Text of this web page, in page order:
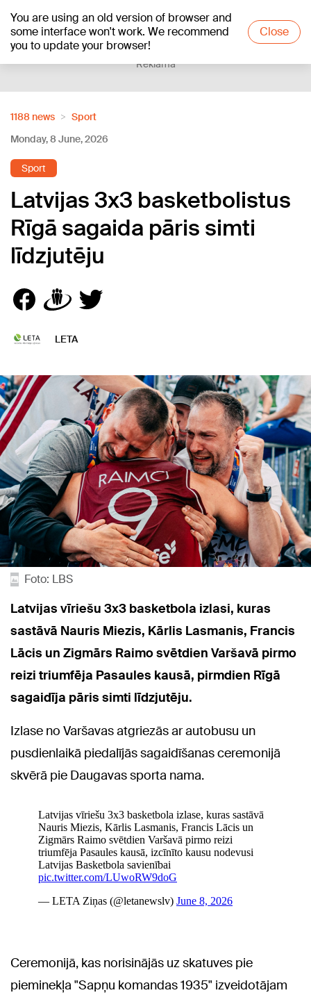
You are using an old version of browser and
some interface won't work. We recommend
you to update your browser!
Close
+20°C
Reklāma
1188 news
Sport
Monday, 8 June, 2026
Sport
Latvijas 3x3 basketbolistus
Rīgā sagaida pāris simti
līdzjutēju
LETA
Foto: LBS
Latvijas vīriešu 3x3 basketbola izlasi, kuras
sastāvā Nauris Miezis, Kārlis Lasmanis, Francis
Lācis un Zigmārs Raimo svētdien Varšavā pirmo
reizi triumfēja Pasaules kausā, pirmdien Rīgā
sagaidīja pāris simti līdzjutēju.
Izlase no Varšavas atgriezās ar autobusu un
pusdienlaikā piedalījās sagaidīšanas ceremonijā
skvērā pie Daugavas sporta nama.
Ceremonijā, kas norisinājās uz skatuves pie
pieminekļa "Sapņu komandas 1935" izveidotājam